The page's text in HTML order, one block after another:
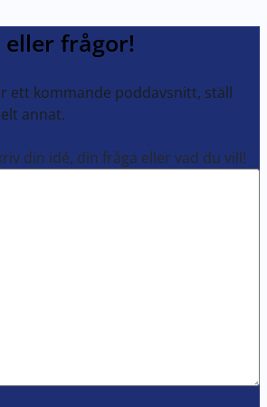
eller frågor!
ett kommande poddavsnitt, ställ
annat.
din idé, din fråga eller vad du vill!